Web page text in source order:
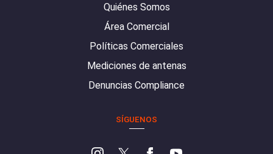
Quiénes Somos
Área Comercial
Políticas Comerciales
Mediciones de antenas
Denuncias Compliance
SÍGUENOS